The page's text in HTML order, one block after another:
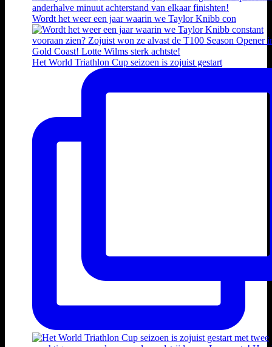
Wordt het weer een jaar waarin we Taylor Knibb con
Het World Triathlon Cup seizoen is zojuist gestart